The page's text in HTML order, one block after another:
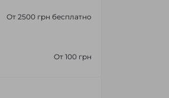
От 2500 грн бесплатно
От 100 грн